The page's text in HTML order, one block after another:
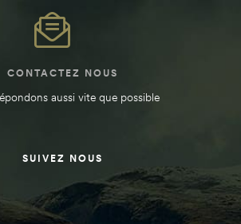
CONTACTEZ NOUS
aussi vite que possible
SUIVEZ NOUS